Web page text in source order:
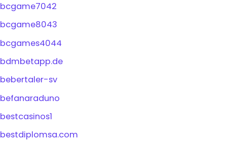
bcgame7042
bcgame8043
bcgames4044
bdmbetapp.de
bebertaler-sv
befanaraduno
bestcasinos1
bestdiplomsa.com